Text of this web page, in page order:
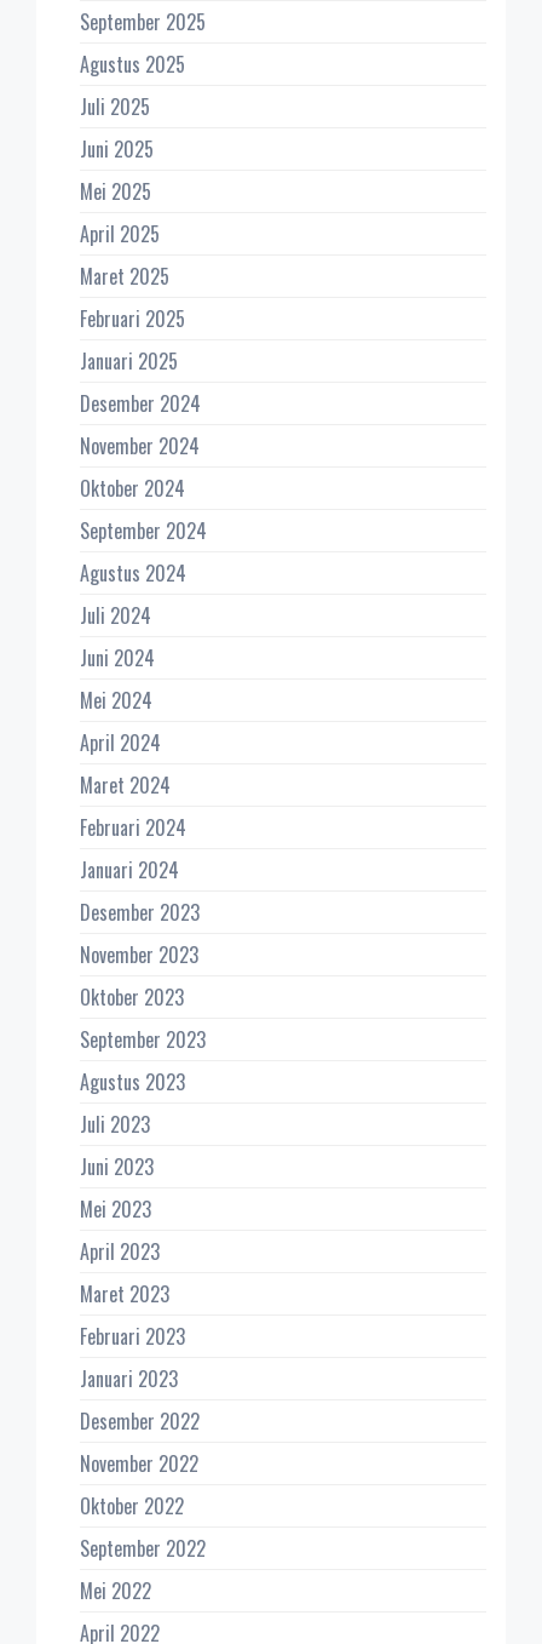
September 2025
Agustus 2025
Juli 2025
Juni 2025
Mei 2025
April 2025
Maret 2025
Februari 2025
Januari 2025
Desember 2024
November 2024
Oktober 2024
September 2024
Agustus 2024
Juli 2024
Juni 2024
Mei 2024
April 2024
Maret 2024
Februari 2024
Januari 2024
Desember 2023
November 2023
Oktober 2023
September 2023
Agustus 2023
Juli 2023
Juni 2023
Mei 2023
April 2023
Maret 2023
Februari 2023
Januari 2023
Desember 2022
November 2022
Oktober 2022
September 2022
Mei 2022
April 2022